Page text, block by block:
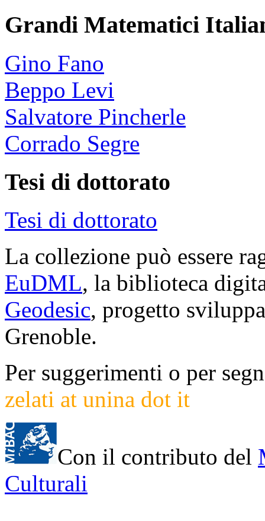
Grandi Matematici
Gino Fano
Beppo Levi
Salvatore Pincherle
Corrado Segre
Tesi di dottorato
Tesi di dottorato
La collezione può essere
EuDML, la biblioteca
Geodesic, progetto
Grenoble.
Per suggerimenti o per
zelati at unina dot it
Con il contributo del
Culturali